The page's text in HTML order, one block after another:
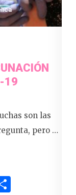
19
son las
pero …